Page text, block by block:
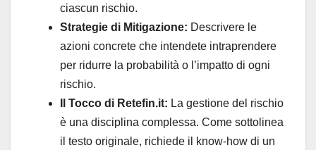
ciascun rischio.
Strategie di Mitigazione: Descrivere le
azioni concrete che intendete intraprendere
per ridurre la probabilità o l’impatto di ogni
rischio.
Il Tocco di Retefin.it: La gestione del rischio
è una disciplina complessa. Come sottolinea
il testo originale, richiede il know-how di un